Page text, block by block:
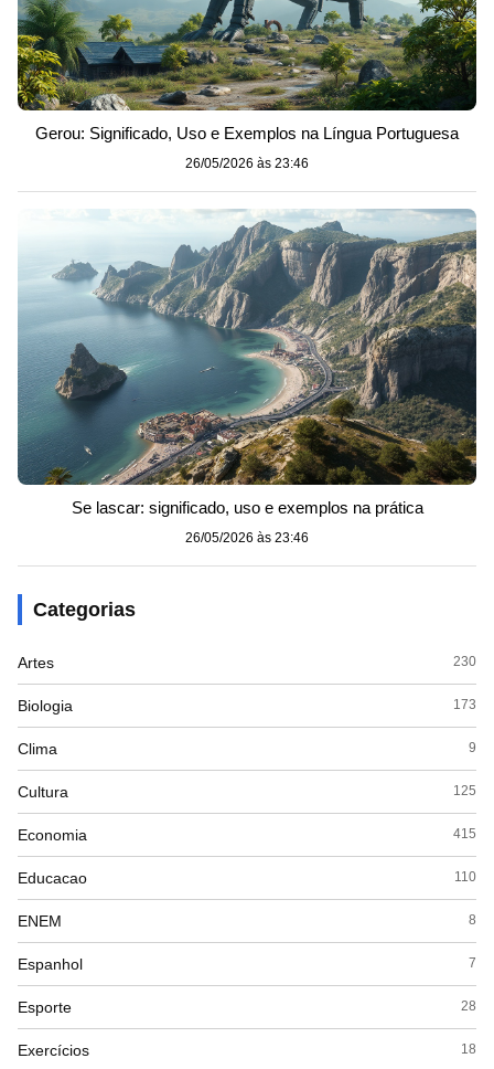
Gerou: Significado, Uso e Exemplos na Língua Portuguesa
26/05/2026 às 23:46
Se lascar: significado, uso e exemplos na prática
26/05/2026 às 23:46
Categorias
Artes 230
Biologia 173
Clima 9
Cultura 125
Economia 415
Educacao 110
ENEM 8
Espanhol 7
Esporte 28
Exercícios 18